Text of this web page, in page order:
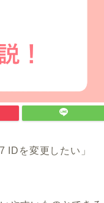
IDを変更したい」